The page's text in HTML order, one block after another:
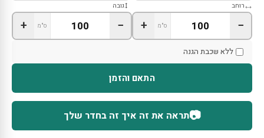
רוחב
− ס"מ +
גובה
− ס"מ +
ללא שכבת הגנה
התאם והזמן
📷תראה את זה איך זה בחדר שלך